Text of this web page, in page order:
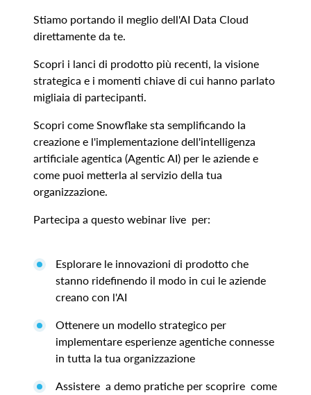
Stiamo portando il meglio dell'AI Data Cloud
direttamente da te.
Scopri i lanci di prodotto più recenti, la visione
strategica e i momenti chiave di cui hanno parlato
migliaia di partecipanti.
Scopri come Snowflake sta semplificando la
creazione e l'implementazione dell'intelligenza
artificiale agentica (Agentic AI) per le aziende e
come puoi metterla al servizio della tua
organizzazione.
Partecipa a questo webinar live per:
Esplorare le innovazioni di prodotto che
stanno ridefinendo il modo in cui le aziende
creano con l'AI
Ottenere un modello strategico per
implementare esperienze agentiche connesse
in tutta la tua organizzazione
Assistere a demo pratiche per scoprire come